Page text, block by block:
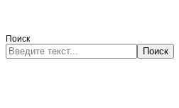
Поиск
Поиск